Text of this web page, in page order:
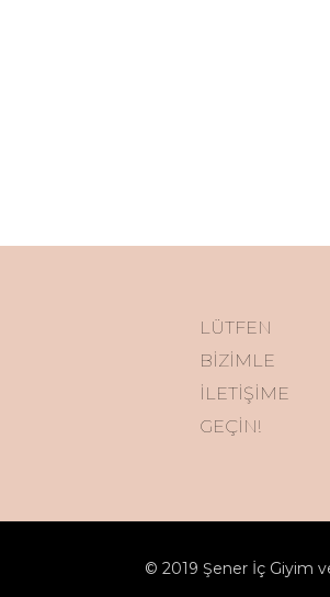
LÜTFEN
BİZİMLE
İLETİŞİME
GEÇİN!
© 2019 Şener İç Giyim